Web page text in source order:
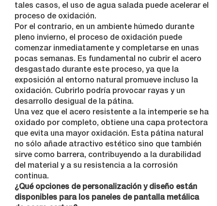
tales casos, el uso de agua salada puede acelerar el
proceso de oxidación.
Por el contrario, en un ambiente húmedo durante
pleno invierno, el proceso de oxidación puede
comenzar inmediatamente y completarse en unas
pocas semanas. Es fundamental no cubrir el acero
desgastado durante este proceso, ya que la
exposición al entorno natural promueve incluso la
oxidación. Cubrirlo podría provocar rayas y un
desarrollo desigual de la pátina.
Una vez que el acero resistente a la intemperie se ha
oxidado por completo, obtiene una capa protectora
que evita una mayor oxidación. Esta pátina natural
no sólo añade atractivo estético sino que también
sirve como barrera, contribuyendo a la durabilidad
del material y a su resistencia a la corrosión
continua.
¿Qué opciones de personalización y diseño están
disponibles para los paneles de pantalla metálica